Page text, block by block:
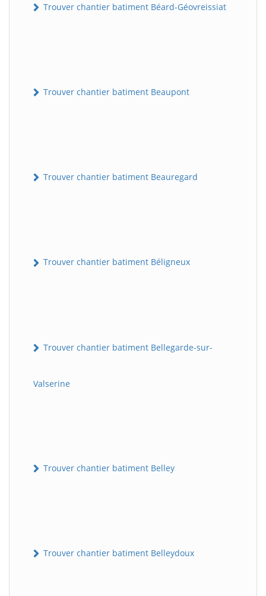
Trouver chantier batiment Béard-Géovreissiat
Trouver chantier batiment Beaupont
Trouver chantier batiment Beauregard
Trouver chantier batiment Béligneux
Trouver chantier batiment Bellegarde-sur-
Valserine
Trouver chantier batiment Belley
Trouver chantier batiment Belleydoux